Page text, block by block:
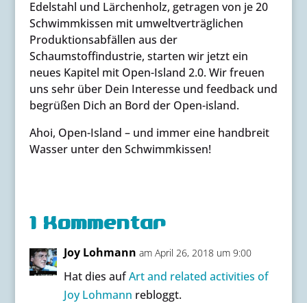
Edelstahl und Lärchenholz, getragen von je 20
Schwimmkissen mit umweltverträglichen
Produktionsabfällen aus der
Schaumstoffindustrie, starten wir jetzt ein
neues Kapitel mit Open-Island 2.0. Wir freuen
uns sehr über Dein Interesse und feedback und
begrüßen Dich an Bord der Open-island.
Ahoi, Open-Island – und immer eine handbreit
Wasser unter den Schwimmkissen!
1 Kommentar
Joy Lohmann am April 26, 2018 um 9:00
Hat dies aufArt and related activities of
Joy Lohmann rebloggt.